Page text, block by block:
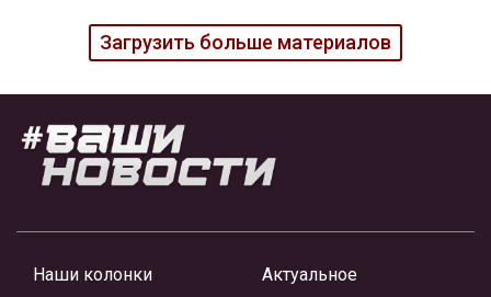
Загрузить больше материалов
Наши колонки
Актуальное